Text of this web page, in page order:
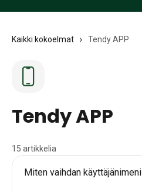
Kaikki kokoelmat Tendy APP
Tendy APP
15 artikkelia
Miten vaihdan